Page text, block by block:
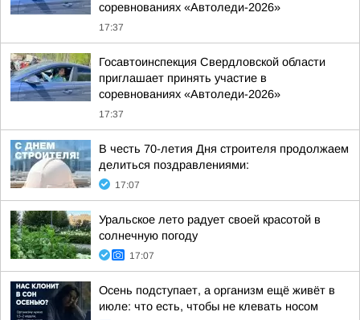
соревнованиях «Автоледи-2026»
17:37
Госавтоинспекция Свердловской области
приглашает принять участие в
соревнованиях «Автоледи-2026»
17:37
В честь 70-летия Дня строителя продолжаем
делиться поздравлениями:
17:07
Уральское лето радует своей красотой в
солнечную погоду
17:07
Осень подступает, а организм ещё живёт в
июле: что есть, чтобы не клевать носом